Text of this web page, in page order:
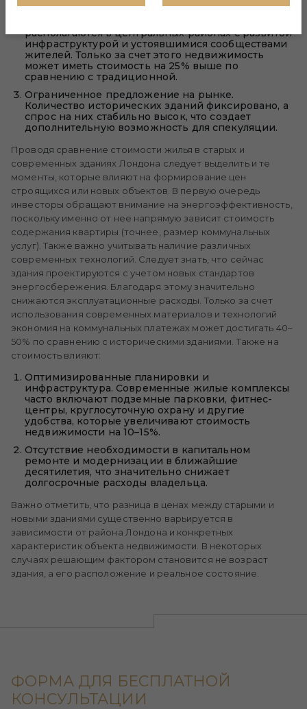
располагаются в центральных районах с развитой
инфраструктурой и устоявшимися сообществами
жителей. Только за счет этого недвижимость
может иметь стоимость на 25% выше по
сравнению с традиционной.
Ограниченное предложение на рынке.
Количество исторических зданий фиксировано, а
спрос на них стабильно высок, что создает
дополнительную возможность для спекуляции.
Проводя сравнение стоимости жилья в старых и
современных зданиях Лондона следует выделить и те
моменты, которые влияют на формирование цен
строящихся или новых объектов. В первую очередь
инвесторы обращают внимание на энергоэффективность,
поскольку именно от нее напрямую зависит стоимость
содержания квартиры (точнее, размер коммунальных
услуг). Также важно учитывать наличие различных
современных технологий. Следует знать, что сейчас
здания проектируются с учетом новых стандартов
энергосбережения. Благодаря этому значительно
снижаются эксплуатационные расходы. Только за счет
использования современных материалов и технологий
экономия на коммунальных платежах может достигать 40–
50% по сравнению с историческими зданиями. Также на
стоимость влияют:
Оптимизированные планировки и
инфраструктура. Современные жилые комплексы
часто включают подземные парковки, фитнес-
центры, круглосуточную охрану и другие
удобства, которые увеличивают стоимость
недвижимости на 10–15%.
Отсутствие необходимости в капитальном
ремонте и модернизации в ближайшие
десятилетия, что значительно снижает
долгосрочные расходы владельца.
Важно отметить, что разница в ценах между старыми и
новыми зданиями существенно варьируется в
зависимости от района Лондона и конкретных
характеристик объекта недвижимости. В некоторых
случаях решающим фактором становится не возраст
здания, а его расположение и реальное состояние.
ФОРМА ДЛЯ БЕСПЛАТНОЙ
КОНСУЛЬТАЦИИ